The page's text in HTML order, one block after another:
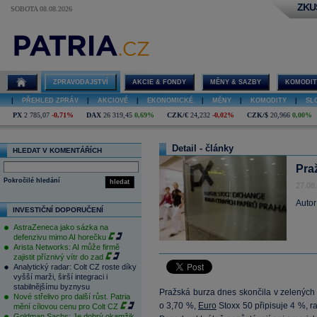
SOBOTA 08.08.2026
ZPRAVODAJSTVÍ AKCIE & FONDY MĚNY & SAZBY
PŘEHLED ZPRÁV AKCIOVÉ EKONOMICKÉ MĚNY KOMODITY
PX 2 785,07 -0,71% DAX 26 319,45 0,69% CZK/€ 24,232 -0,02% CZK/$ 20,966 0,00%
HLEDAT V KOMENTÁŘÍCH
hledat
Pokročilé hledání
INVESTIČNÍ DOPORUČENÍ
AstraZeneca jako sázka na
defenzivu mimo AI horečku
Arista Networks: AI může firmě
zajistit příznivý vítr do zad
Analytický radar: Colt CZ roste díky
vyšší marži, širší integraci i
stabilnějšímu byznysu
Nové střelivo pro další růst. Patria
mění cílovou cenu pro Colt CZ
Detail - články
Pražská burza dnes skončila v
o 3,70 %, Euro Stoxx 50 připisuje 4 %,